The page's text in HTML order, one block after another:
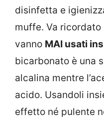
disinfetta e
muffe. Va
vanno MAI usati
bicarbonato è una
alcalina mentre
acido. Usandoli
effetto né pulente